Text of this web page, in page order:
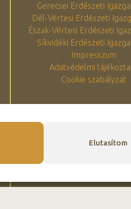
Elutasítom
Gerecsei Erdészeti
Dél-Vértesi Erdészeti
Észak-Vértesi Erdészeti
Síkvidéki Erdészeti
Impresszum
Adatvédelmi
Cookie szabályzat